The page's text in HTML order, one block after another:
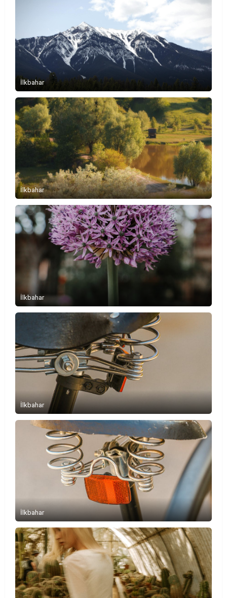
İlkbahar
İlkbahar
İlkbahar
İlkbahar
İlkbahar